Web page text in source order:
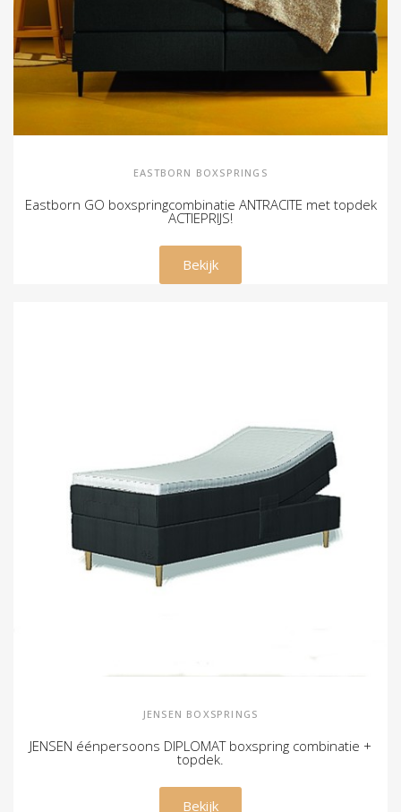
EASTBORN BOXSPRINGS
Eastborn GO boxspringcombinatie ANTRACITE met topdek
ACTIEPRIJS!
€ 1.895,00
Bekijk
JENSEN BOXSPRINGS
JENSEN éénpersoons DIPLOMAT boxspring combinatie +
topdek.
€ 2.095,00
Bekijk